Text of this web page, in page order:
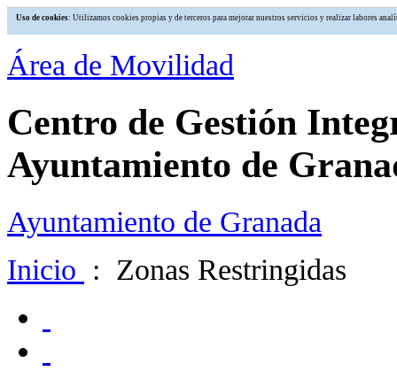
Uso de cookies: Utilizamos cookies propias y de terceros para mejorar nuestros servicios y realizar labores
Área de Movilidad
Centro de Gestión
Ayuntamiento de
Ayuntamiento de Granada
Inicio : Zonas Restringidas